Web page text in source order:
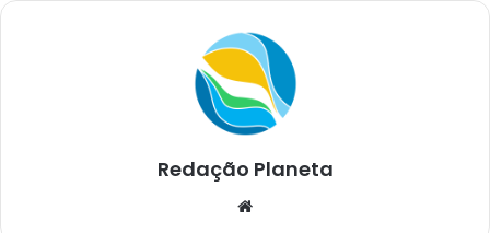
Redação Planeta